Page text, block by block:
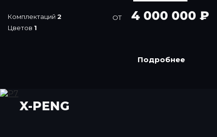
Комплектаций 2
Цветов 1
ОТ 4 000 000 ₽
Подробнее
X-PENG